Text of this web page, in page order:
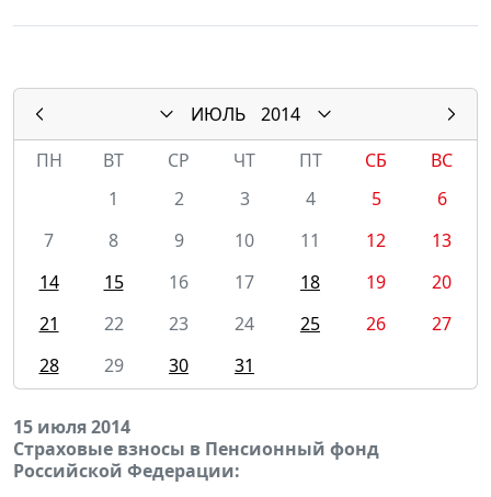
ИЮЛЬ
2014
ПН
ВТ СР ЧТ ПТ СБ
ВС
1
2 3 4 5
6
7
8 9 10 11 12
13
14
15 16 17 18 19
20
21
22 23 24 25 26
27
28
29 30 31
15 июля 2014
Страховые взносы в Пенсионный фонд
Российской Федерации: